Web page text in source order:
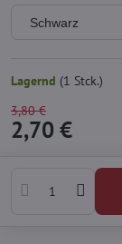
Lagernd (1 Stck.)
3,80 €
2,70 €